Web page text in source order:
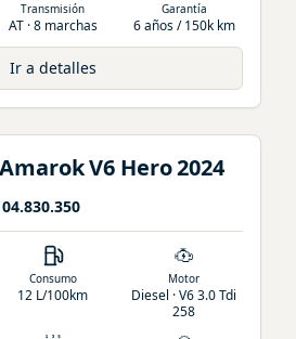
Transmisión
AT · 8 marchas
Garantía
6 años / 150k km
Ir a detalles
AmarokV6 Hero2024
Consumo
12 L/100km
Motor
Diesel · V6 3.0 Tdi
258